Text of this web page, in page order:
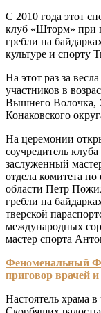
С 2010 года этот
клуб «Шторм» при
гребли на
культуре и спорту
На этот раз за
участников в
Вышнего Волочка,
Конаковского
На церемонии
соучредитель
заслуженный
отдела комитета
области Петр
гребли на
тверской
международных
мастер спорта
Феноменальный
приговор врачей
Настоятель храма